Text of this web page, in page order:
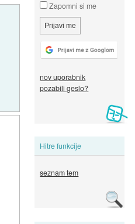
Zapomni si me
nov uporabnik
pozabili geslo?
Hitre funkcije
seznam tem